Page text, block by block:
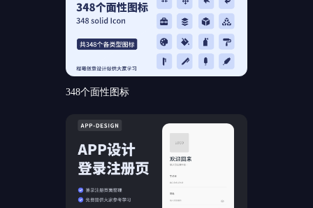
348个面性图标